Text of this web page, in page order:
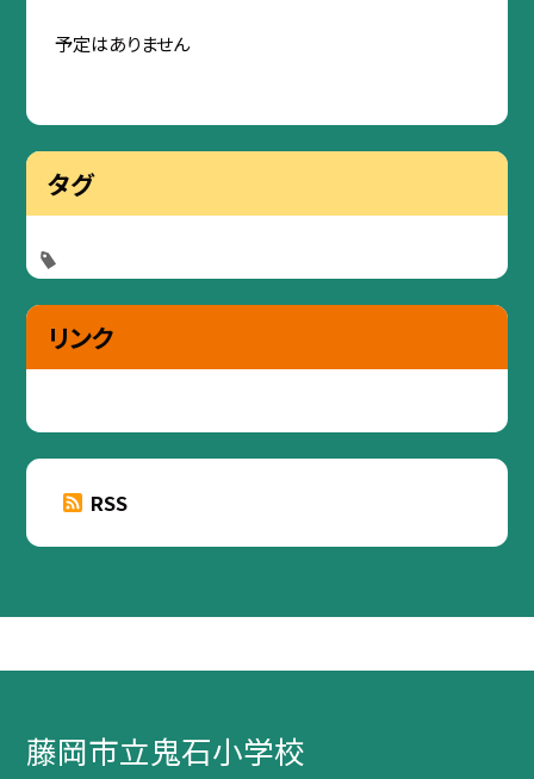
予定はありません
タグ
リンク
RSS
藤岡市立鬼石小学校